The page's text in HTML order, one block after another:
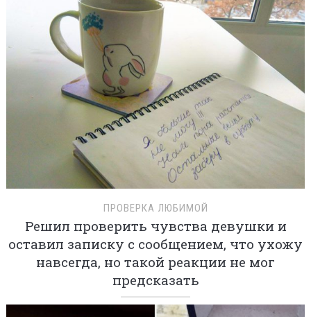
ПРОВЕРКА ЛЮБИМОЙ
Решил проверить чувства девушки и
оставил записку с сообщением, что ухожу
навсегда, но такой реакции не мог
предсказать